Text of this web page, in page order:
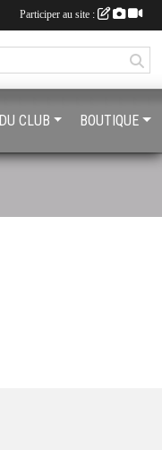
CLUB BOUTIQUE
Participer au site :